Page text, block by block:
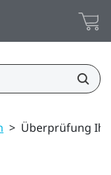
> Überprüfung